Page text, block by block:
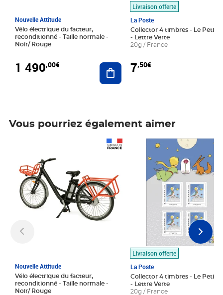
Nouvelle Attitude
Vélo électrique du facteur,
reconditionné - Taille normale -
Noir/ Rouge
1 490,00€ Ajouter au panier
Livraison offerte
La Poste
Collector 4 timbres - Le Petit
- Lettre Verte
20g / France
7,50€
Vous pourriez également aimer
Nouvelle Attitude
Vélo électrique du facteur,
reconditionné - Taille normale -
Noir/ Rouge
Livraison offerte
La Poste
Collector 4 timbres - Le Petit
- Lettre Verte
20g / France
Prix 7,50€